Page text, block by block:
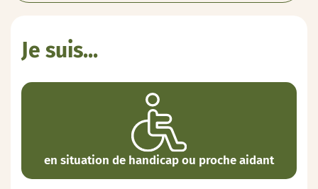
Je suis...
en situation de handicap ou proche aidant